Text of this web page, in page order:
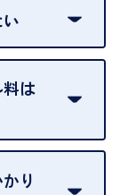
お越しくださ
ください。
きます。
取ったお品物
しはできま
ることがで
は
にご納得いた
いても問題
り